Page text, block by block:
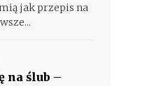
jak przepis na
na ślub –